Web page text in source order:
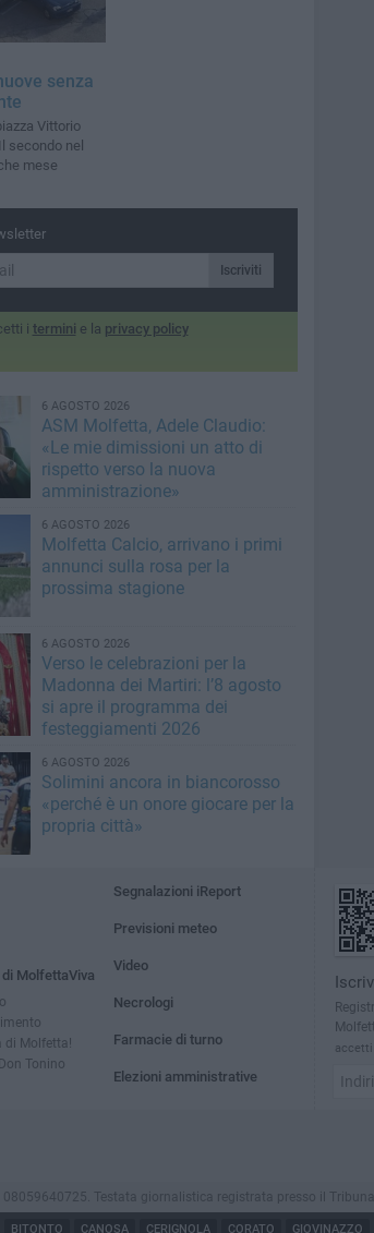
senza
Vittorio
secondo nel
mese
Iscriviti
i termini e la privacy policy
6 AGOSTO 2026
ASM Molfetta, Adele Claudio:
«Le mie dimissioni un atto di
rispetto verso la nuova
amministrazione»
6 AGOSTO 2026
Molfetta Calcio, arrivano i primi
annunci sulla rosa per la
prossima stagione
6 AGOSTO 2026
Verso le celebrazioni per la
Madonna dei Martiri: l’8 agosto
si apre il programma dei
festeggiamenti 2026
6 AGOSTO 2026
Solimini ancora in biancorosso
«perché è un onore giocare per la
propria città»
MolfettaViva
di Molfetta!
Tonino
Segnalazioni iReport
Previsioni meteo
Video
Necrologi
Farmacie di turno
Elezioni amministrative
accetti
Testata giornalistica registrata presso il
BITONTO CANOSA CERIGNOLA CORATO GIOVINAZZO